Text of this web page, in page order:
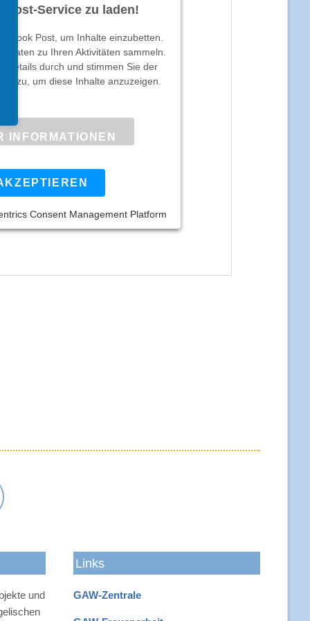
Post-Service zu laden!
Post, um Inhalte einzubetten.
Daten zu Ihren Aktivitäten sammeln.
Details durch und stimmen Sie der
zu, um diese Inhalte anzuzeigen.
INFORMATIONEN
Consent Management Platform
und
Links
GAW-Zentrale